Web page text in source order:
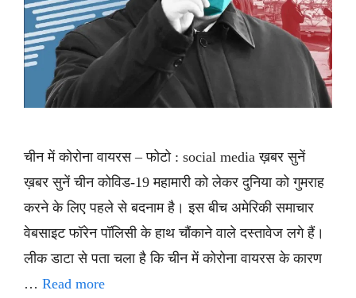
चीन में कोरोना वायरस – फोटो : social media ख़बर सुनें
ख़बर सुनें चीन कोविड-19 महामारी को लेकर दुनिया को गुमराह
करने के लिए पहले से बदनाम है। इस बीच अमेरिकी समाचार
वेबसाइट फॉरेन पॉलिसी के हाथ चौंकाने वाले दस्तावेज लगे हैं।
लीक डाटा से पता चला है कि चीन में कोरोना वायरस के कारण
… Read more